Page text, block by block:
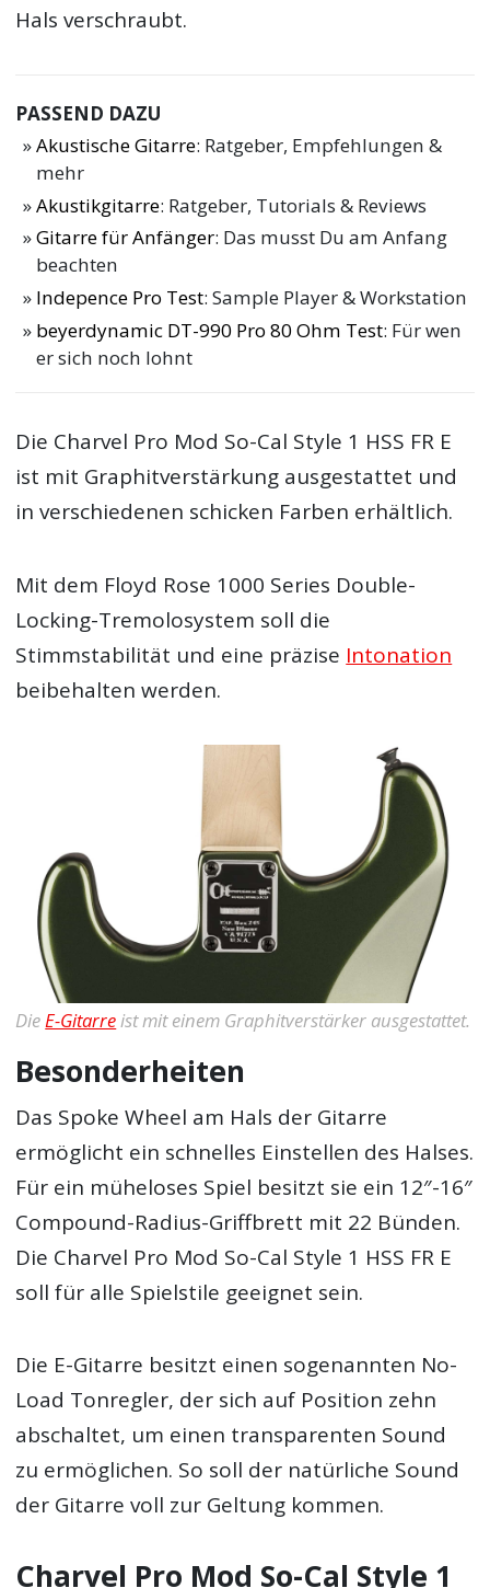
Hals verschraubt.
PASSEND DAZU
Akustische Gitarre: Ratgeber, Empfehlungen &
mehr
Akustikgitarre: Ratgeber, Tutorials & Reviews
Gitarre für Anfänger: Das musst Du am Anfang
beachten
Indepence Pro Test: Sample Player & Workstation
beyerdynamic DT-990 Pro 80 Ohm Test: Für wen
er sich noch lohnt
Die Charvel Pro Mod So-Cal Style 1 HSS FR E
ist mit Graphitverstärkung ausgestattet und
in verschiedenen schicken Farben erhältlich.
Mit dem Floyd Rose 1000 Series Double-
Locking-Tremolosystem soll die
Stimmstabilität und eine präzise Intonation
beibehalten werden.
DieE-Gitarreist mit einem Graphitverstärker ausgestattet.
Besonderheiten
Das Spoke Wheel am Hals der Gitarre
ermöglicht ein schnelles Einstellen des Halses.
Für ein müheloses Spiel besitzt sie ein 12″-16″
Compound-Radius-Griffbrett mit 22 Bünden.
Die Charvel Pro Mod So-Cal Style 1 HSS FR E
soll für alle Spielstile geeignet sein.
Die E-Gitarre besitzt einen sogenannten No-
Load Tonregler, der sich auf Position zehn
abschaltet, um einen transparenten Sound
zu ermöglichen. So soll der natürliche Sound
der Gitarre voll zur Geltung kommen.
Charvel Pro Mod So-Cal Style 1